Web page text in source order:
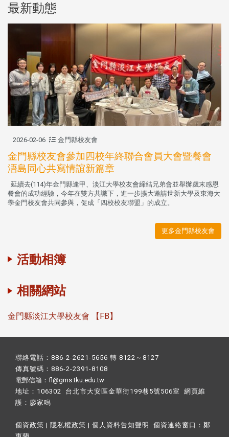
最新動態
2026-02-06 金門縣校友會
金門縣校友會參加四校年終聯合會員大會暨餐會
浯島同心共寫情誼新篇章
延續去(114)年金門縣逢甲、淡江大學校友會締結兄弟會並舉辦歲末感恩
餐會的成功經驗，今年在雙方共識下，進一步擴大邀請世新大學及東海大
學金門校友會共同參與，促成「四校校友聯盟」的成立。
更多金門縣校友會
活動相簿
相關網站
金門縣淡江大學校友會 【FB】
聯絡電話：886-2-2621-5656 轉 8122～8127
傳真號碼：886-2-2391-8108
電郵信箱：fl@gms.tku.edu.tw
地址：106302 台北市大安區金華街199巷5號506室 網頁維
護： 廖家鳴​
個資政策 | 隱私權政策 | 個人資料告知聲明 個資連絡窗口： 鄭